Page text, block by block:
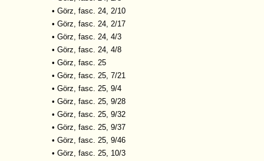
• Görz, fasc. 24, 2/10
• Görz, fasc. 24, 2/17
• Görz, fasc. 24, 4/3
• Görz, fasc. 24, 4/8
• Görz, fasc. 25
• Görz, fasc. 25, 7/21
• Görz, fasc. 25, 9/4
• Görz, fasc. 25, 9/28
• Görz, fasc. 25, 9/32
• Görz, fasc. 25, 9/37
• Görz, fasc. 25, 9/46
• Görz, fasc. 25, 10/3